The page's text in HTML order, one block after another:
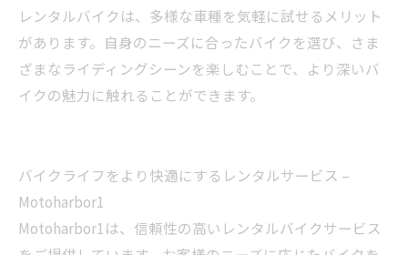
レンタルバイクは、多様な車種を気軽に試せるメリット
があります。自身のニーズに合ったバイクを選び、さま
ざまなライディングシーンを楽しむことで、より深いバ
イクの魅力に触れることができます。
バイクライフをより快適にするレンタルサービス –
Motoharbor1
Motoharbor1は、信頼性の高いレンタルバイクサービス